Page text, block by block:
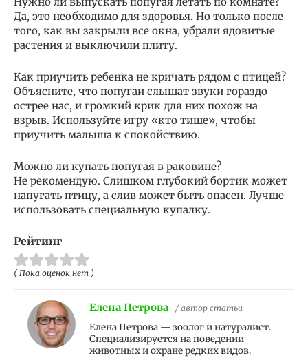
Да, это необходимо для здоровья. Но только после
того, как вы закрыли все окна, убрали ядовитые
растения и выключили плиту.
Как приучить ребенка не кричать рядом с птицей?
Объясните, что попугаи слышат звуки гораздо
острее нас, и громкий крик для них похож на
взрыв. Используйте игру «кто тише», чтобы
приучить малыша к спокойствию.
Можно ли купать попугая в раковине?
Не рекомендую. Слишком глубокий бортик может
напугать птицу, а слив может быть опасен. Лучше
использовать специальную купалку.
Рейтинг
( Пока оценок нет )
Елена Петрова / автор статьи
Елена Петрова — зоолог и натуралист.
Специализируется на поведении
животных и охране редких видов.